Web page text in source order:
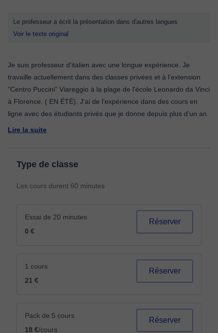
Le professeur a écrit la présentation dans d'autres langues
Voir le texte original
Je suis professeur d'italien avec une longue expérience. Je
travaille actuellement dans des classes privées et à l'extension
"Centro Puccini" Viareggio à la plage de l'école Leonardo da Vinci
à Florence. ( EN ÉTÉ). J'ai de l'expérience dans des cours en
Lire la suite
Type de classe
Les cours durent 60 minutes
Essai de 20 minutes
0 €
Réserver
1 cours
21 €
Réserver
Pack de 5 cours
18 €/cours
Réserver